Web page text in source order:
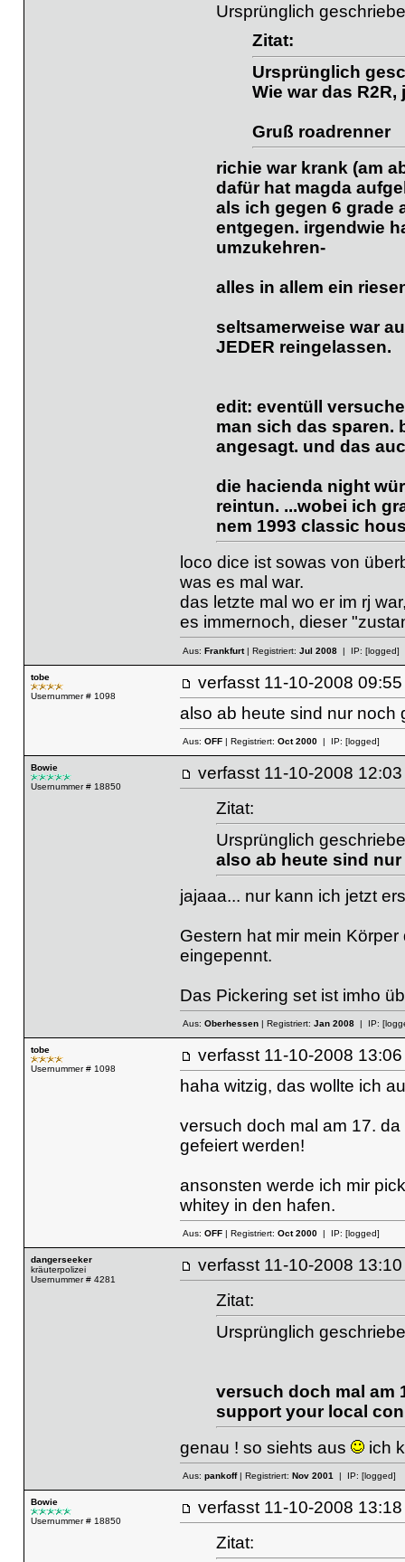
Ursprünglich
Zitat:
Ursprünglich
Wie war das
Gruß roadrenner
richie war krank (am
dafür hat magda
als ich gegen 6 grade
entgegen. irgendwie
umzukehren-
alles in allem ein
seltsamerweise war
JEDER reingelassen.
edit: eventüll
man sich das sparen.
angesagt. und das
die hacienda night
reintun. ...wobei ich
nem 1993 classic
loco dice ist sowas von
was es mal war.
das letzte mal wo er im rj
es immernoch, dieser
Aus: Frankfurt| Registriert: Jul 2008| IP: [logged]
tobe
Usernummer # 1098
verfasst 11-10-2008
also ab heute sind nur noch
Aus: OFF| Registriert: Oct 2000| IP: [logged]
Bowie
Usernummer # 18850
verfasst 11-10-2008
Zitat:
Ursprünglich
also ab heute sind
jajaaa... nur kann ich jetzt
Gestern hat mir mein
eingepennt.
Das Pickering set ist imho
Aus: Oberhessen| Registriert: Jan 2008| IP:
tobe
Usernummer # 1098
verfasst 11-10-2008
haha witzig, das wollte ich
versuch doch mal am 17.
gefeiert werden!
ansonsten werde ich mir
whitey in den hafen.
Aus: OFF| Registriert: Oct 2000| IP: [logged]
dangerseeker
kräuterpolizei
Usernummer # 4281
verfasst 11-10-2008
Zitat:
Ursprünglich
versuch doch mal am
support your local
genau ! so siehts aus
ich
Aus: pankoff| Registriert: Nov 2001| IP: [logged]
Bowie
Usernummer # 18850
verfasst 11-10-2008
Zitat: